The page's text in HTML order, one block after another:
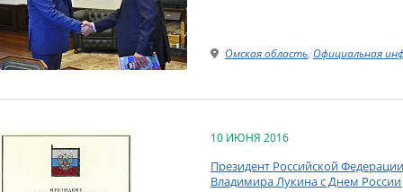
Омская область, Официальная
10 ИЮНЯ 2016
Президент Российской
Владимира Лукина с Днем России